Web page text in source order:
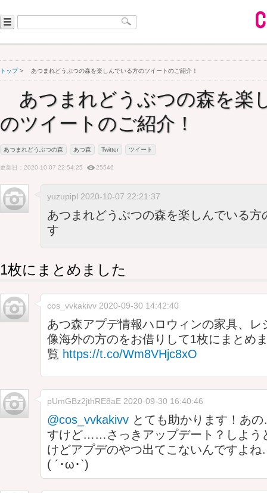
トップ> あつまれどうぶつの森を楽しんでいる方のツイートのご紹介！
あつまれどうぶつの森を楽
のツイートのご紹介！
あつまれどうぶつの森 あつ森 Twitter ツイート
更新日：2020-10-07 22:54:25 25546
yuzupipl 2020-10-07 22:21:37
あつまれどうぶつの森を楽しんでいる方
す
1枚にまとめました
cos_vvkakivv 2020-09-30 14:42:40
あつ森アプデ情報ハロウィンの家具、レ
像海外の方のをお借りして1枚にまとめ
覧 https://t.co/Wm8VHjc8xO
pUmGBz2jthRE8aE 2020-09-30 16:40:46
@cos_vvkakivv とても助かります！あ
すけど……さっきアップデート？しよう
けどアプデのやつ出てこないんですよ
( ´･ω･`)